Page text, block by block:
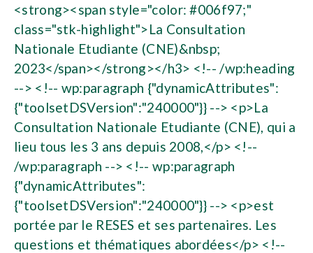
<strong><span style="color: #006f97;"
class="stk-highlight">La Consultation
Nationale Etudiante (CNE)&nbsp;
2023</span></strong></h3> <!-- /wp:heading
--> <!-- wp:paragraph {"dynamicAttributes":
{"toolsetDSVersion":"240000"}} --> <p>La
Consultation Nationale Etudiante (CNE), qui a
lieu tous les 3 ans depuis 2008,</p> <!--
/wp:paragraph --> <!-- wp:paragraph
{"dynamicAttributes":
{"toolsetDSVersion":"240000"}} --> <p>est
portée par le RESES et ses partenaires. Les
questions et thématiques abordées</p> <!--